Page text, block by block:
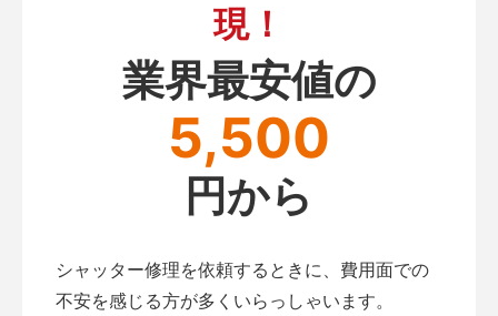
現！
業界最安値の
5,500
円から
シャッター修理を依頼するときに、費用面での
不安を感じる方が多くいらっしゃいます。